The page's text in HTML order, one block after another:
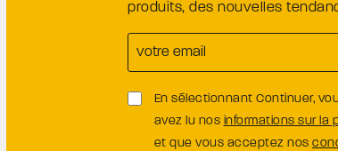
produits, des nouvelles
En sélectionnant Continuer,
avez lu nos informations sur la
et que vous acceptez nos